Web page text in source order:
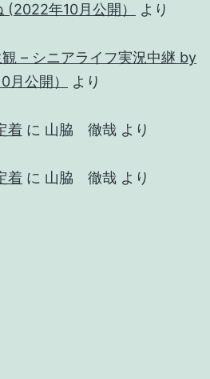
年10月公開）
より
観 – シニアライフ実況中継 by
公開）
より
着 に 山脇 徹哉 より
着 に 山脇 徹哉 より